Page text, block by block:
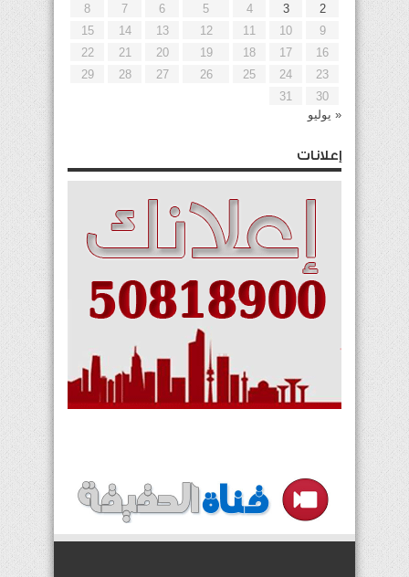
2
3
4
5
6
7
8
9
10
11
12
13
14
15
16
17
18
19
20
21
22
23
24
25
26
27
28
29
30
31
« يوليو
إعلانات